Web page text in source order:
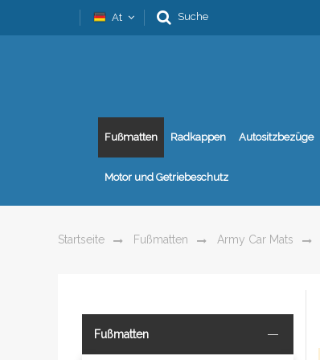
At Suche
Fußmatten Radkappen Autositzbezüge
Motor und Getriebeschutz
Startseite Fußmatten Army Car Mats
Fußmatten